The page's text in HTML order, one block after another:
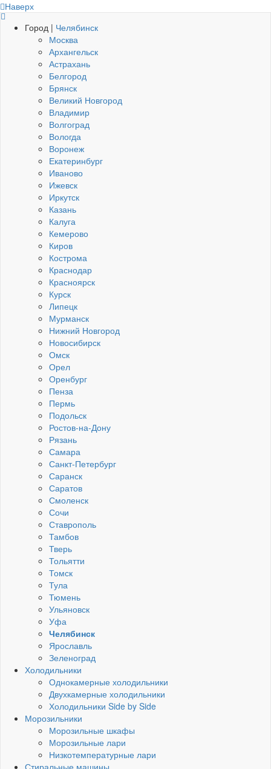
Наверх
Город | Челябинск
Москва
Архангельск
Астрахань
Белгород
Брянск
Великий Новгород
Владимир
Волгоград
Вологда
Воронеж
Екатеринбург
Иваново
Ижевск
Иркутск
Казань
Калуга
Кемерово
Киров
Кострома
Краснодар
Красноярск
Курск
Липецк
Мурманск
Нижний Новгород
Новосибирск
Омск
Орел
Оренбург
Пенза
Пермь
Подольск
Ростов-на-Дону
Рязань
Самара
Санкт-Петербург
Саранск
Саратов
Смоленск
Сочи
Ставрополь
Тамбов
Тверь
Тольятти
Томск
Тула
Тюмень
Ульяновск
Уфа
Челябинск
Ярославль
Зеленоград
Холодильники
Однокамерные холодильники
Двухкамерные холодильники
Холодильники Side by Side
Морозильники
Морозильные шкафы
Морозильные лари
Низкотемпературные лари
Стиральные машины